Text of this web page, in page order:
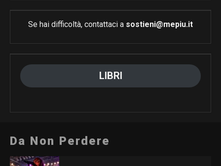
Se hai difficoltà, contattaci a sostieni@mepiu.it
LIBRI
Da Non Perdere